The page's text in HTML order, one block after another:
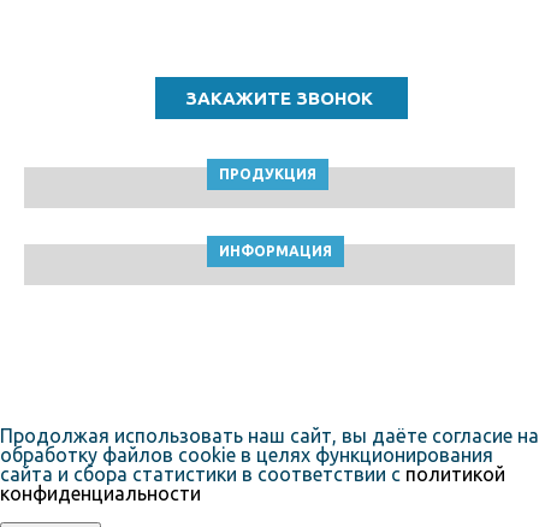
ПРОДУКЦИЯ
ИНФОРМАЦИЯ
Продолжая использовать наш сайт, вы даёте согласие на
обработку файлов cookie в целях функционирования
сайта и сбора статистики в соответствии с политикой
конфиденциальности